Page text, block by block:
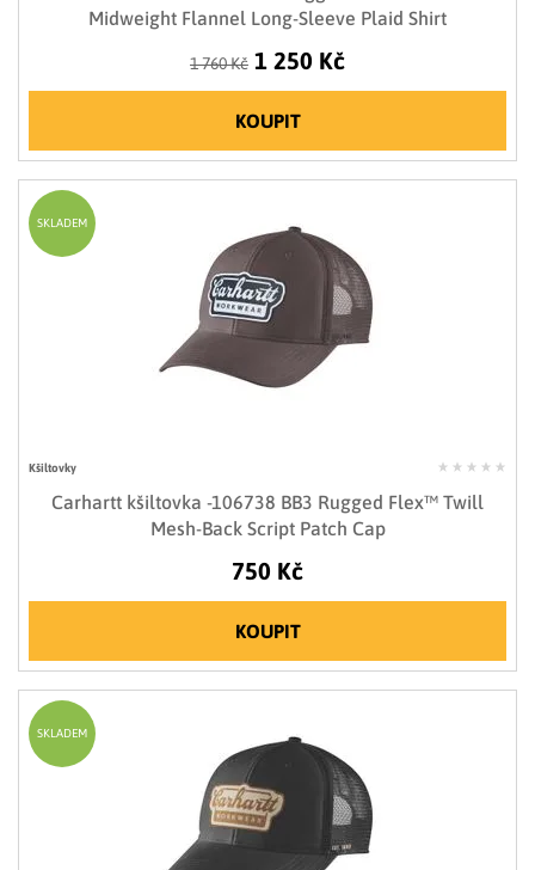
Midweight Flannel Long-Sleeve Plaid Shirt
1 760 Kč 1 250 Kč
KOUPIT
Kšiltovky
Carhartt kšiltovka -106738 BB3 Rugged Flex™ Twill
Mesh-Back Script Patch Cap
750 Kč
KOUPIT
SKLADEM
SKLADEM